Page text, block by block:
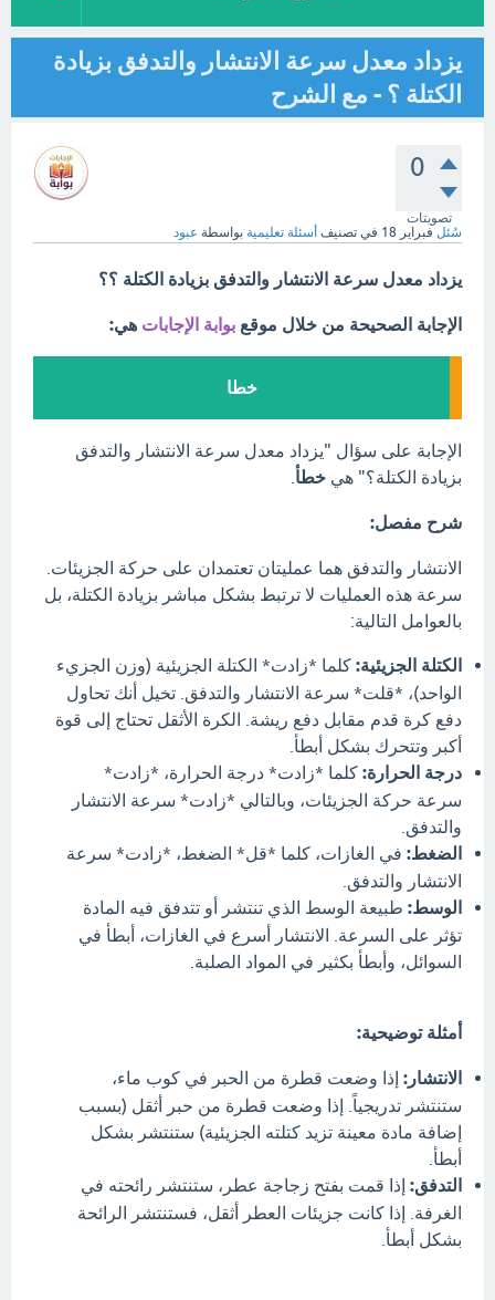
يزداد معدل سرعة الانتشار والتدفق بزيادة
الكتلة ؟ - مع الشرح
0
تصويتات
سُئل فبراير 18 في تصنيف أسئلة تعليمية بواسطة عبود
يزداد معدل سرعة الانتشار والتدفق بزيادة الكتلة ؟؟
الإجابة الصحيحة من خلال موقع بوابة الإجابات هي:
خطا
الإجابة على سؤال "يزداد معدل سرعة الانتشار والتدفق
بزيادة الكتلة؟" هي خطأ
شرح مفصل:
الانتشار والتدفق هما عمليتان تعتمدان على حركة الجزيئات.
سرعة هذه العمليات لا ترتبط بشكل مباشر بزيادة الكتلة، بل
بالعوامل التالية:
الكتلة الجزيئية: كلما *زادت* الكتلة الجزيئية (وزن الجزيء
الواحد)، *قلت* سرعة الانتشار والتدفق. تخيل أنك تحاول
دفع كرة قدم مقابل دفع ريشة. الكرة الأثقل تحتاج إلى قوة
أكبر وتتحرك بشكل أبطأ.
درجة الحرارة: كلما *زادت* درجة الحرارة، *زادت*
سرعة حركة الجزيئات، وبالتالي *زادت* سرعة الانتشار
والتدفق.
الضغط: في الغازات، كلما *قل* الضغط، *زادت* سرعة
الانتشار والتدفق.
الوسط: طبيعة الوسط الذي تنتشر أو تتدفق فيه المادة
تؤثر على السرعة. الانتشار أسرع في الغازات، أبطأ في
السوائل، وأبطأ بكثير في المواد الصلبة.
أمثلة توضيحية:
الانتشار: إذا وضعت قطرة من الحبر في كوب ماء،
ستنتشر تدريجياً. إذا وضعت قطرة من حبر أثقل (بسبب
إضافة مادة معينة تزيد كتلته الجزيئية) ستنتشر بشكل
أبطأ.
التدفق: إذا قمت بفتح زجاجة عطر، ستنتشر رائحته في
الغرفة. إذا كانت جزيئات العطر أثقل، فستنتشر الرائحة
بشكل أبطأ.